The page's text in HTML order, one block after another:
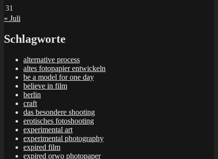
31
« Juli
Schlagworte
alternative process
altes fotopapier entwickeln
be a model for one day
believe in film
berlin
craft
das besondere shooting
erotisches fotoshooting
experimental art
experimental photography
expired film
expired orwo photopaper